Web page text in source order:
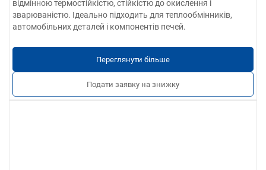
відмінною термостійкістю, стійкістю до окислення і
зварюваністю. Ідеально підходить для теплообмінників,
автомобільних деталей і компонентів печей.
Переглянути більше
Подати заявку на знижку